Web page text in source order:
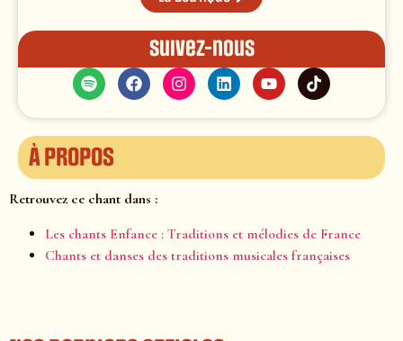
Suivez-nous
À propos
Retrouvez ce chant dans :
Les chants Enfance : Traditions et mélodies de France
Chants et danses des traditions musicales françaises